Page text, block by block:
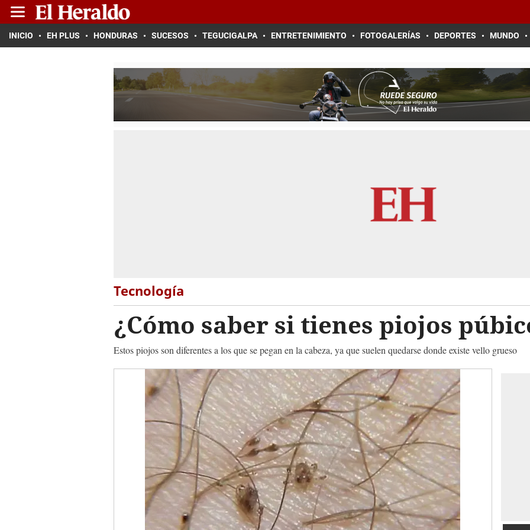
INICIO EH PLUS HONDURAS SUCESOS TEGUCIGALPA ENTRETENIMIENTO FOTOGALERÍAS DEPORTES MUNDO
Tecnología
¿Cómo saber si tienes piojos
Estos piojos son diferentes a los que se pegan en la cabeza, ya que suelen quedarse donde existe vello grueso